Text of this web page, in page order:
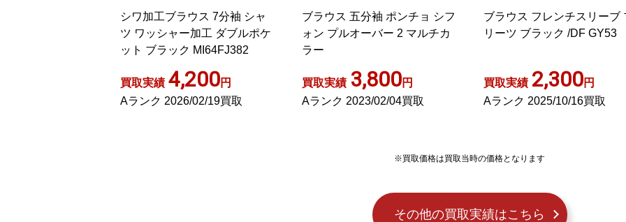
ブラウス 五分袖 ポンチョ シフ
ォン プルオーバー 2 マルチカ
ラー
買取実績 3,800円
Aランク 2023/02/04買取
ブラウス フレンチスリーブ プ
リーツ ブラック /DF GY53
買取実績 2,300円
Aランク 2025/10/16買取
シャツ ハイネック プリーツ
ルー
買取実績 6,250円
Aランク 2023/09/20買取
※買取価格は買取当時の価格となります
その他の買取実績はこちら